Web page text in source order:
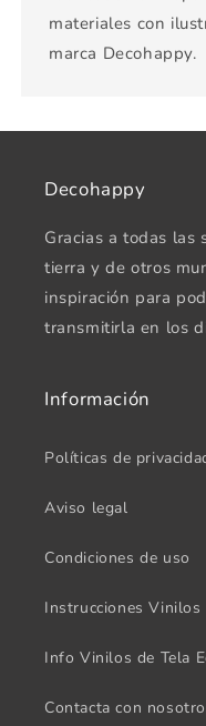
materiales con
marca Decohappy.
Decohappy
Gracias a todas las
tierra y de otros
inspiración para
transmitirla en los
Información
Políticas de
Aviso legal
Condiciones de uso
Instrucciones Vinilos
Info Vinilos de Tela
Contacta con